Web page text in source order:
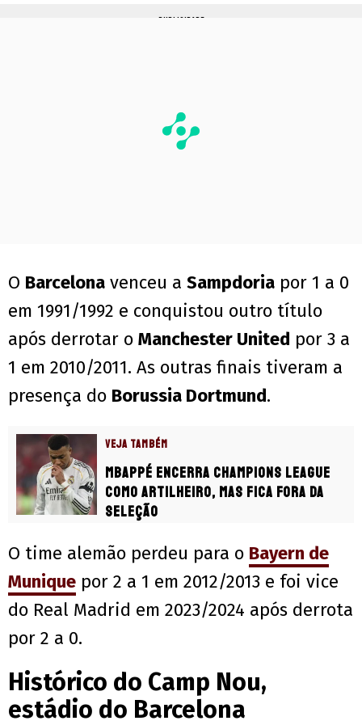
PUBLICIDADE
O Barcelona venceu a Sampdoria por 1 a 0
em 1991/1992 e conquistou outro título
após derrotar o Manchester United por 3 a
1 em 2010/2011. As outras finais tiveram a
presença do Borussia Dortmund.
VEJA TAMBÉM
Mbappé encerra Champions League
como artilheiro, mas fica fora da
seleção
O time alemão perdeu para o Bayern de
Munique por 2 a 1 em 2012/2013 e foi vice
do Real Madrid em 2023/2024 após derrota
por 2 a 0.
Histórico do Camp Nou,
estádio do Barcelona